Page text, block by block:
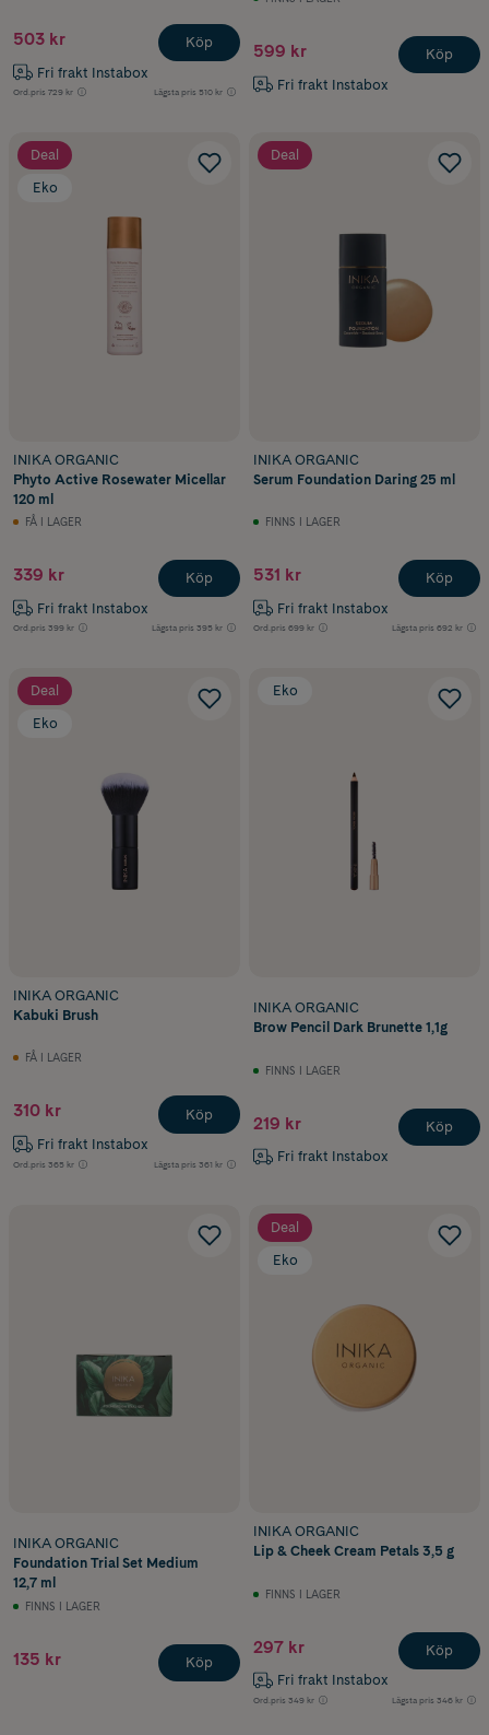
503 kr
Fri frakt Instabox
Ord.pris 729 kr Lägsta pris 510 kr
Köp 599 kr
Fri frakt Instabox
Köp
Deal
Eko
INIKA ORGANIC
Phyto Active Rosewater Micellar
120 ml
FÅ I LAGER
339 kr
Fri frakt Instabox
Ord.pris 399 kr Lägsta pris 395 kr
Köp
Deal
INIKA ORGANIC
Serum Foundation Daring 25 ml
FINNS I LAGER
531 kr
Fri frakt Instabox
Ord.pris 699 kr Lägsta pris 692 kr
Köp
Deal
Eko
INIKA ORGANIC
Kabuki Brush
FÅ I LAGER
310 kr
Fri frakt Instabox
Ord.pris 365 kr Lägsta pris 361 kr
Köp
Eko
INIKA ORGANIC
Brow Pencil Dark Brunette 1,1g
FINNS I LAGER
219 kr
Fri frakt Instabox
Köp
INIKA ORGANIC
Foundation Trial Set Medium
12,7 ml
FINNS I LAGER
135 kr Köp
Deal
Eko
INIKA ORGANIC
Lip & Cheek Cream Petals 3,5 g
FINNS I LAGER
297 kr
Fri frakt Instabox
Ord.pris 349 kr Lägsta pris 346 kr
Köp